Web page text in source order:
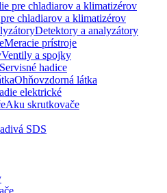
chladiarov a klimatizérov
Detektory a analyzátory
Meracie prístroje
Ventily a spojky
Servisné hadice
Ohňovzdorná látka
elektrické
Aku skrutkovače
SDS